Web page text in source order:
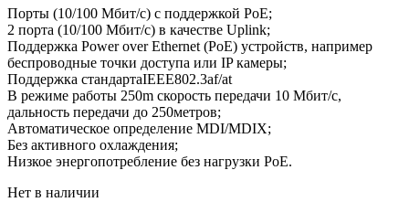
Порты (10/100 Мбит/с) с поддержкой РоЕ;
2 порта (10/100 Мбит/с) в качестве Uplink;
Поддержка Power over Ethernet (PoE) устройств, например
беспроводные точки доступа или IP камеры;
Поддержка стандартаIEEE802.3af/at
В режиме работы 250m скорость передачи 10 Мбит/с,
дальность передачи до 250метров;
Автоматическое определение MDI/MDIX;
Без активного охлаждения;
Низкое энергопотребление без нагрузки PoE.
Нет в наличии